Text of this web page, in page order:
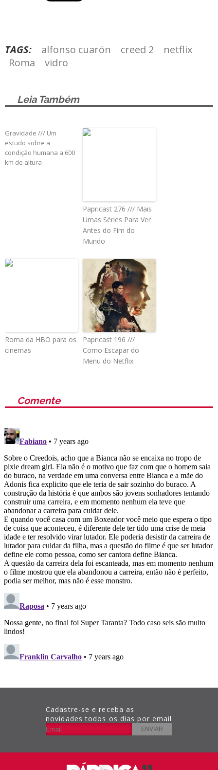
TAGS: alfonso cuarón creed 2
netflix
Roma
vidro
Leia Também
Gravidade /// Um
estudo sobre a
condição humana a 600
km de altura
Papricast 276 /// Mais
Umas Séries Para Ver
Antes do Fim do
Mundo
Roma da HBO para os
cinemas
Papricast 196 ///
Como Escapar do
Menu do Netflix
Comente
Cadastre-se e receba as
novidades todos os dias por email